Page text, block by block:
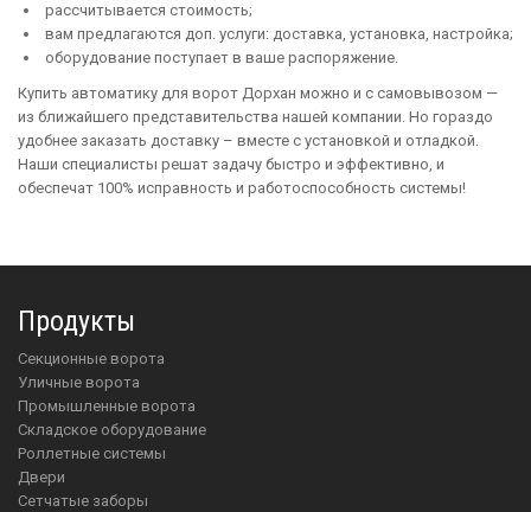
рассчитывается стоимость;
вам предлагаются доп. услуги: доставка, установка, настройка;
оборудование поступает в ваше распоряжение.
Купить автоматику для ворот Дорхан можно и с самовывозом —
из ближайшего представительства нашей компании. Но гораздо
удобнее заказать доставку – вместе с установкой и отладкой.
Наши специалисты решат задачу быстро и эффективно, и
обеспечат 100% исправность и работоспособность системы!
Продукты
Секционные ворота
Уличные ворота
Промышленные ворота
Складское оборудование
Роллетные системы
Двери
Сетчатые заборы